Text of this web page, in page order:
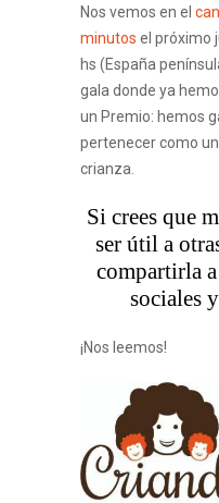
Nos vemos en el
minutos el próximo
hs (España
gala donde ya
un Premio: hemos
pertenecer como
crianza.
Si crees que
ser útil a
compartirla
sociales
¡Nos leemos!